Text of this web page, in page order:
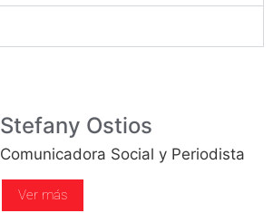
Stefany Ostios
Comunicadora Social y Periodista
Ver más